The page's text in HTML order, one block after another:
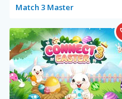
Match 3 Master